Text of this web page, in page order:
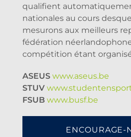
qualifient
nationales au cours
mesurons aux meilleurs
fédération
compétition étant
ASEUS www.aseus.be
STUV
FSUB www.busf.be
ENCOURAGE-